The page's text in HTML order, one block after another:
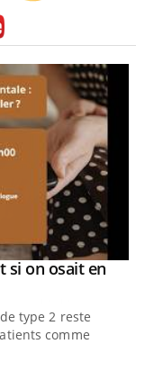
si on osait en
type 2 reste
comme